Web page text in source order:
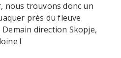
nous trouvons donc un
près du fleuve
direction Skopje,
!